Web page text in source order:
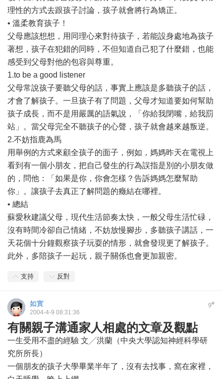
理性的方式去跟孩子討論，孩子就會將行為矯正。
• 溫柔教育孩子！
父母應該想想，用同理心來對待孩子，若能設身處地為孩子
著想，孩子在犯錯的同時，不但知道自己犯了什麼錯，也能
感受到父母對他的包容與尊重。
1.to be a good listener
父母常說孩子要聽父母的話，事實上應該是多聽孩子的話，
才會了解孩子。一旦孩子有了問題，父母才知道要如何幫助
孩子成長，而不是用嚴厲的語氣說，「你給我閉嘴，給我罰
站」。當父母完全不聽孩子的心聲，孩子就會越來越叛逆。
2.不妨指鹿為馬
用舉例的方式來顧全孩子的面子，例如，媽媽昨天在電視上
看到有一個小朋友，把自己發生的行為誤指是別的小朋友做
的，問他：「如果是你，你會怎樣？告訴媽媽怎麼幫助
你」。讓孩子去真正了解問題的癥結在哪裡。
• 總結
蘇愛秋建議父母，現代生活節奏太快，一般父母生活忙碌，
沒有時間冷卻自己情緒，不妨放慢腳步，多聽孩子講話，一
天花個十分鐘觀察孩子玩耍的情形，就會發現更了解孩子。
此外，多陪孩子一起玩，親子關係也會更加親密。
支持 反對
9#
如實
2004-4-9 08:31:36
有關親子溝通家人相處的文章及觀點
一生受用不盡的經驗 文╱洪蘭（中央大學認知神經科學研
究所所長）
一個朋友的孩子大學畢業半年了，沒有去找事，窩在家裡，